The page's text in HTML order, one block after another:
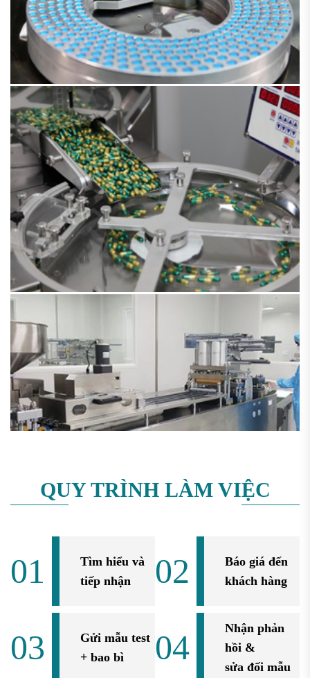
QUY TRÌNH LÀM VIỆC
01
Tìm hiểu và
tiếp nhận
02
Báo giá đến
khách hàng
03
Gửi mẫu test
+ bao bì
04
Nhận phản
hồi &
sửa đối mẫu